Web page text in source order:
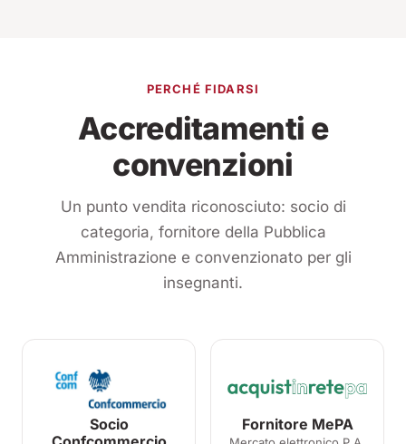
PERCHÉ FIDARSI
Accreditamenti e
convenzioni
Un punto vendita riconosciuto: socio di
categoria, fornitore della Pubblica
Amministrazione e convenzionato per gli
insegnanti.
Socio
Fornitore MePA